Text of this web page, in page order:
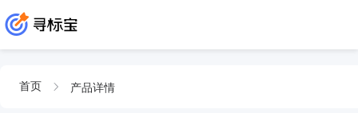
首页 产品详情